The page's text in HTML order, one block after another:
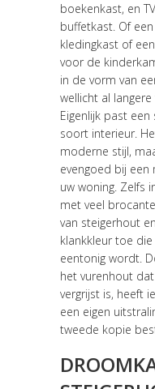
boekenkast, en
buffetkast. Of
kledingkast of
voor de
in de vorm van
wellicht al
Eigenlijk past
soort interieur.
moderne stijl,
evengoed bij een
uw woning. Zelfs
met veel
van steigerhout
klankkleur toe
eentonig wordt.
het vurenhout
vergrijst is, heeft
een eigen
tweede kopie